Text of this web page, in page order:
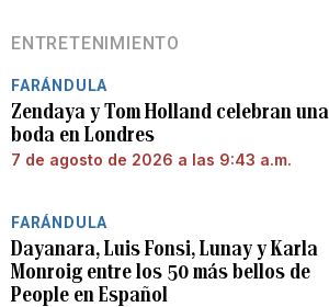
ENTRETENIMIENTO
FARÁNDULA
Zendaya y Tom Holland celebran una
boda en Londres
7 de agosto de 2026 a las 9:43 a.m.
FARÁNDULA
Dayanara, Luis Fonsi, Lunay y Karla
Monroig entre los 50 más bellos de
People en Español